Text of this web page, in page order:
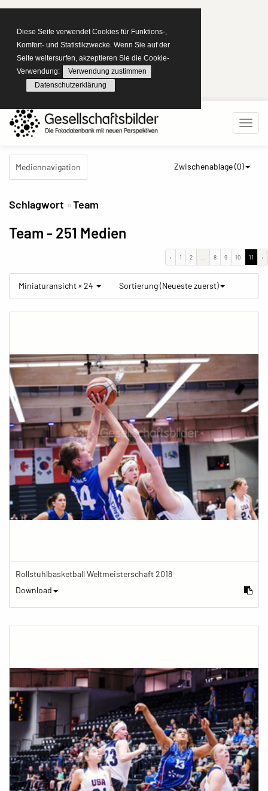
Diese Seite verwendet Cookies für Funktions-,
Komfort- und Statistikzwecke. Wenn Sie auf der
Seite weitersurfen, akzeptieren Sie die Cookie-
Verwendung:
Verwendung zustimmen
Datenschutzerklärung
Mediennavigation Zwischenablage (0)
Schlagwort Team
Team - 251 Medien
‹ 1 2 8 9 10 11 ›
Miniaturansicht × 24 Sortierung (Neueste zuerst)
Rollstuhlbasketball Weltmeisterschaft 2018
Download